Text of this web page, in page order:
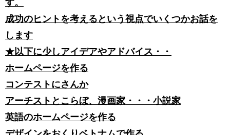
す。
成功のヒントを考えるという視点でいくつかお話を
します
★以下に少しアイデアやアドバイス・・
ホームページを作る
コンテストにさんか
アーチストとこらぼ、漫画家・・・小説家
英語のホームページを作る